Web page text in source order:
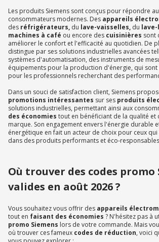
Les produits Siemens sont conçus pour répondre
consommateurs modernes. Des appareils
des réfrigérateurs, du lave-vaisselles, du
machines à café ou encore des cuisinières sont
améliorer le confort et l'efficacité au quotidien. De
distingue par ses solutions industrielles avancées
systèmes d'automatisation, des instruments de
équipements pour la production d'énergie, qui
pour les professionnels recherchant des
Dans un souci de satisfaction client, Siemens
promotions intéressantes sur ses produits
solutions industrielles, permettant ainsi aux
des économies tout en bénéficiant de la qualité et
marque. Son engagement envers l'énergie durable
énergétique en fait un acteur de choix pour ceux
dans des produits performants et éco-
Où trouver des codes promo
valides en août 2026 ?
Vous souhaitez vous offrir des appareils
tout en faisant des économies ? N'hésitez pas à
promo Siemens lors de votre commande. Mais
où trouver ces fameux codes de réduction, voici